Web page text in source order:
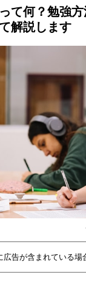
て何？勉強
解説します
広告が含まれている場